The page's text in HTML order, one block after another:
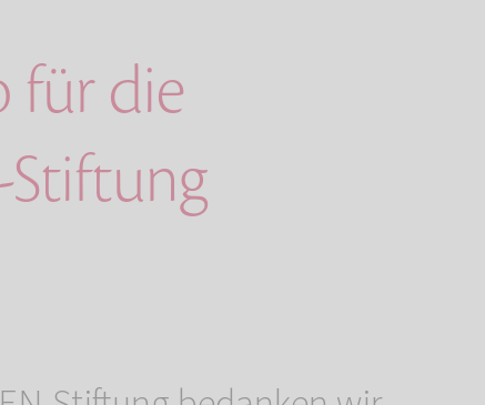
für die
Stiftung